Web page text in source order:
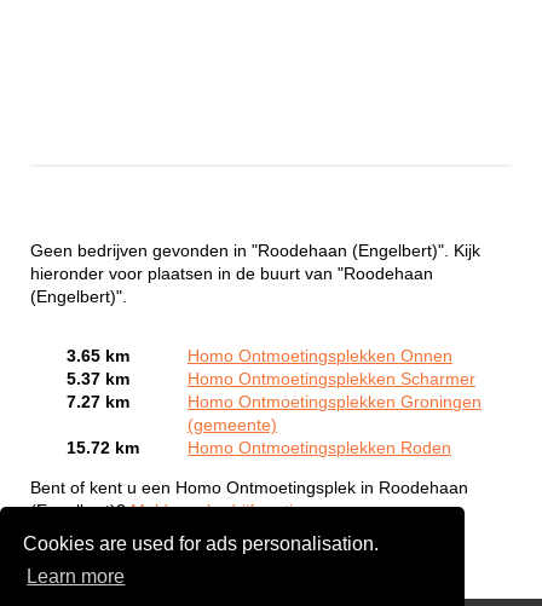
Cookies are used for ads personalisation.
Learn more
Geen bedrijven gevonden in "Roodehaan (Engelbert)". Kijk
hieronder voor plaatsen in de buurt van "Roodehaan
(Engelbert)".
3.65 km
Homo Ontmoetingsplekken Onnen
5.37 km
Homo Ontmoetingsplekken Scharmer
7.27 km
Homo Ontmoetingsplekken Groningen
(gemeente)
15.72 km
Homo Ontmoetingsplekken Roden
Bent of kent u een Homo Ontmoetingsplek in Roodehaan
(Engelbert)?Meld een bedrijf gratis aan